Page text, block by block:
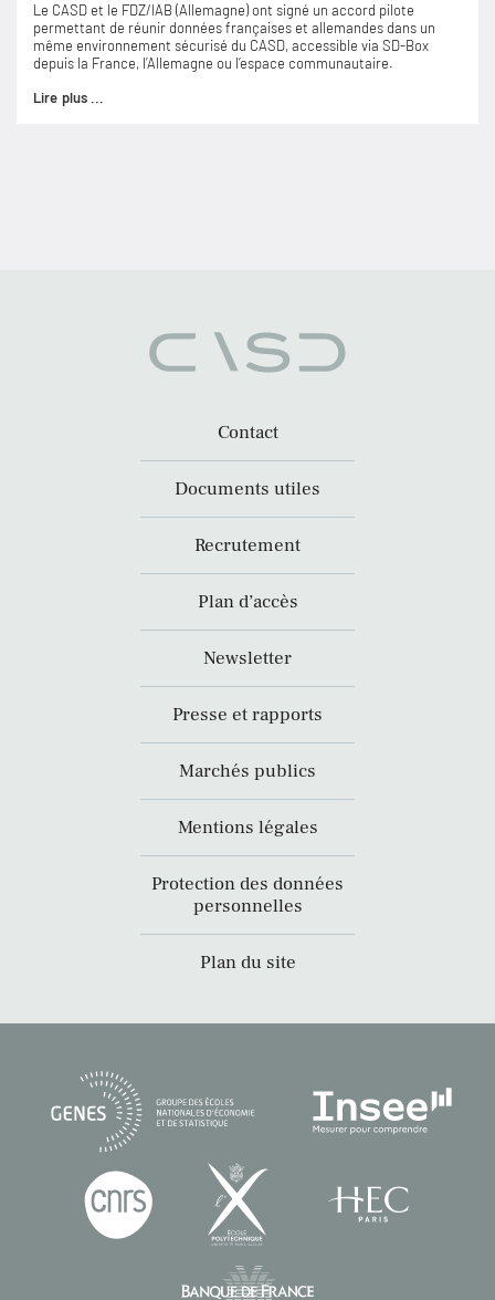
Le CASD et le FDZ/IAB (Allemagne) ont signé un accord pilote
permettant de réunir données françaises et allemandes dans un
même environnement sécurisé du CASD, accessible via SD-Box
depuis la France, l’Allemagne ou l’espace communautaire.
Lire plus ...
Contact
Documents utiles
Recrutement
Plan d’accès
Newsletter
Presse et rapports
Marchés publics
Mentions légales
Protection des données
personnelles
Plan du site